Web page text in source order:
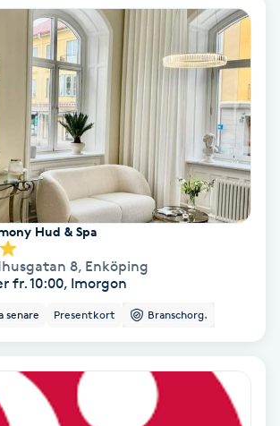
Hud & Spa
8, Enköping
fr. 10:00, Imorgon
senare Presentkort Branschorg.